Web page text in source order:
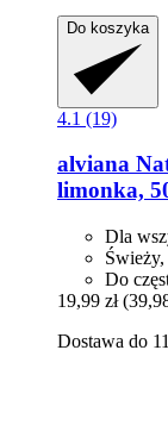
Do koszyka
4.1 (19)
alviana
limonka,
Dla
Do
19,99 zł
Dostawa do